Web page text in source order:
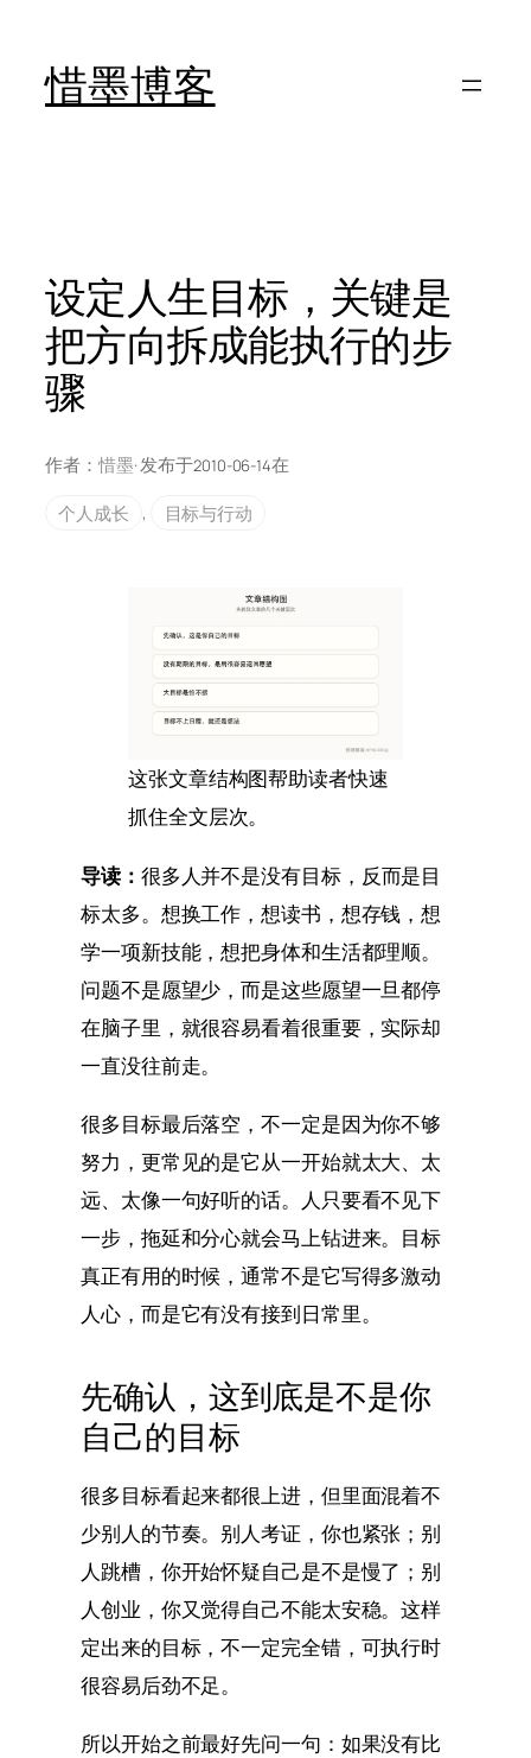
惜墨博客
设定人生目标，关键是
把方向拆成能执行的步
骤
作者： 惜墨· 发布于2010-06-14在
个人成长
, 目标与行动
这张文章结构图帮助读者快速
抓住全文层次。
导读： 很多人并不是没有目标，反而是目
标太多。想换工作，想读书，想存钱，想
学一项新技能，想把身体和生活都理顺。
问题不是愿望少，而是这些愿望一旦都停
在脑子里，就很容易看着很重要，实际却
一直没往前走。
很多目标最后落空，不一定是因为你不够
努力，更常见的是它从一开始就太大、太
远、太像一句好听的话。人只要看不见下
一步，拖延和分心就会马上钻进来。目标
真正有用的时候，通常不是它写得多激动
人心，而是它有没有接到日常里。
先确认，这到底是不是你
自己的目标
很多目标看起来都很上进，但里面混着不
少别人的节奏。别人考证，你也紧张；别
人跳槽，你开始怀疑自己是不是慢了；别
人创业，你又觉得自己不能太安稳。这样
定出来的目标，不一定完全错，可执行时
很容易后劲不足。
所以开始之前最好先问一句：如果没有比